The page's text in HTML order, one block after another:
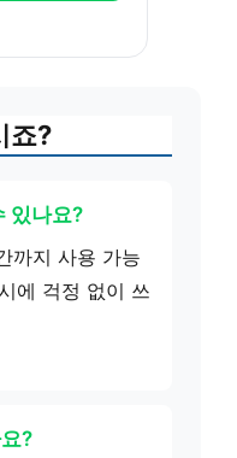
죠?
있나요?
까지 사용 가능
에 걱정 없이 쓰
?